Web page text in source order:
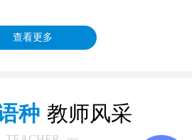
查看更多
种 教师风采